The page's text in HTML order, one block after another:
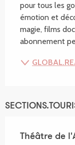
pour tous les
émotion et
magie, films
abonnement
Théâtre de